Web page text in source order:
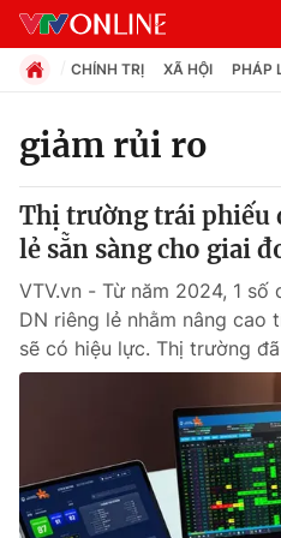
Chuyên mục
Chính trị
Xã hội
Pháp luật
Thế giới
CHÍNH TRỊ XÃ HỘI PHÁP
giảm rủi ro
Thị trường trái phiếu
lẻ sẵn sàng cho giai
VTV.vn - Từ năm 2024, 1
DN riêng lẻ nhằm nâng cao
sẽ có hiệu lực. Thị trường